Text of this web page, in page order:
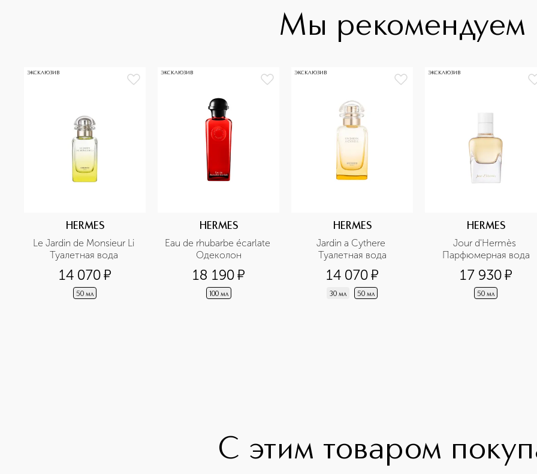
Мы рекомендуем
ЭКСКЛЮЗИВ
HERMES
Le Jardin de Monsieur Li
14 070¤
50 мл
ЭКСКЛЮЗИВ
HERMES
Eau de rhubarbe écarlate
Одеколон
18 190¤
100 мл
ЭКСКЛЮЗИВ
HERMES
Jardin a Cythere
Туалетная вода
14 070¤
30 мл 50 мл
ЭКСКЛЮЗИВ
HERMES
Jour d'Hermès
Парфюмерная вода
17 930¤
50 мл
С этим товаром